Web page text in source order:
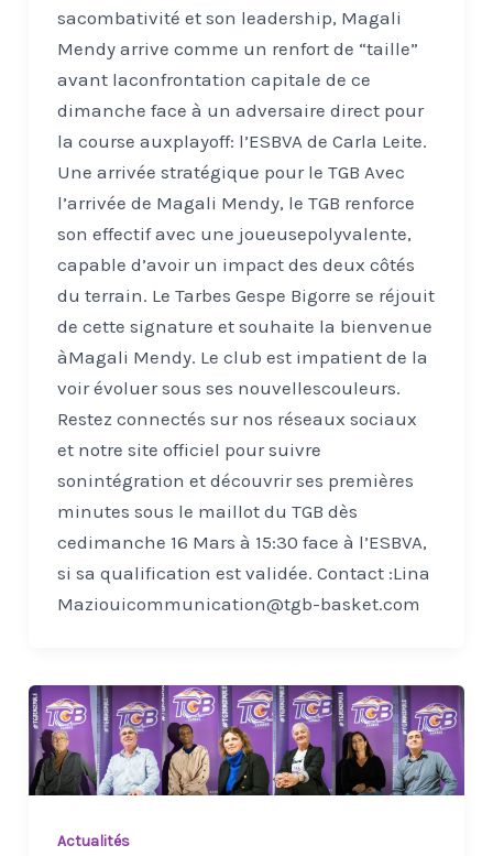
sacombativité et son leadership, Magali
Mendy arrive comme un renfort de “taille”
avant laconfrontation capitale de ce
dimanche face à un adversaire direct pour
la course auxplayoff: l’ESBVA de Carla Leite.
Une arrivée stratégique pour le TGB Avec
l’arrivée de Magali Mendy, le TGB renforce
son effectif avec une joueusepolyvalente,
capable d’avoir un impact des deux côtés
du terrain. Le Tarbes Gespe Bigorre se réjouit
de cette signature et souhaite la bienvenue
àMagali Mendy. Le club est impatient de la
voir évoluer sous ses nouvellescouleurs.
Restez connectés sur nos réseaux sociaux
et notre site officiel pour suivre
sonintégration et découvrir ses premières
minutes sous le maillot du TGB dès
cedimanche 16 Mars à 15:30 face à l’ESBVA,
si sa qualification est validée. Contact :Lina
Maziouicommunication@tgb-basket.com
Actualités